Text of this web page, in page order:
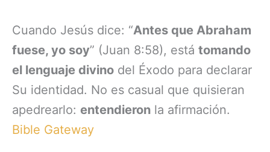
Cuando Jesús dice: “Antes que Abraham
fuese, yo soy” (Juan 8:58), está tomando
el lenguaje divino del Éxodo para declarar
Su identidad. No es casual que quisieran
apedrearlo: entendieron la afirmación.
Bible Gateway